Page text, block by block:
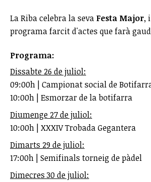
La Riba celebra la seva Festa Major,
programa farcit d'actes que farà
Programa:
Dissabte 26 de juliol:
09:00h | Campionat social de
10:00h | Esmorzar de la botifarra
Diumenge 27 de juliol:
10:00h | XXXIV Trobada Gegantera
Dimarts 29 de juliol:
17:00h | Semifinals torneig de pàdel
Dimecres 30 de juliol: